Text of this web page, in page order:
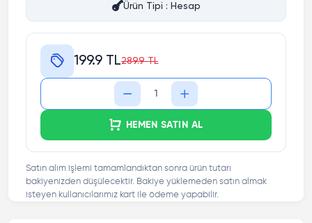
Ürün Tipi : Hesap
199.9 TL289.9 TL
HEMEN SATIN AL
Satın alım işlemi tamamlandıktan sonra ürün tutarı
bakiyenizden düşülecektir. Bakiye yüklemeden satın almak
isteyen kullanıcılarımız kart ile ödeme yapabilir.